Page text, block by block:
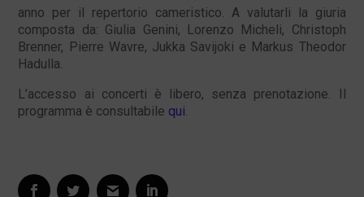
anno per il repertorio cameristico. A valutarli la giuria
composta da: Giulia Genini, Lorenzo Micheli, Christoph
Brenner, Pierre Wavre, Jukka Savijoki e Markus Theodor
Hadulla.
L’accesso ai concerti è libero, senza prenotazione. Il
programma è consultabile qui